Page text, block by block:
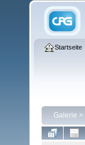
Startseite
Galerie >